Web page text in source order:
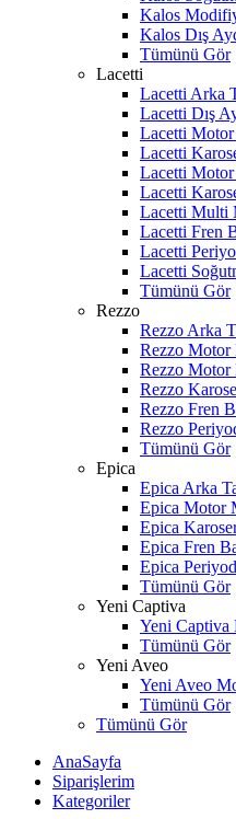
Kalos
Kalos Dış
Tümünü Gör
Lacetti
Lacetti Arka
Lacetti Dış
Lacetti Motor
Lacetti
Lacetti Motor
Lacetti
Lacetti Multi
Lacetti Fren
Lacetti
Lacetti
Tümünü Gör
Rezzo
Rezzo Arka
Rezzo Motor
Rezzo Motor
Rezzo
Rezzo Fren
Rezzo
Tümünü Gör
Epica
Epica Arka
Epica Motor
Epica
Epica Fren
Epica
Tümünü Gör
Yeni Captiva
Yeni Captiva
Tümünü Gör
Yeni Aveo
Yeni Aveo
Tümünü Gör
Tümünü Gör
AnaSayfa
Siparişlerim
Kategoriler